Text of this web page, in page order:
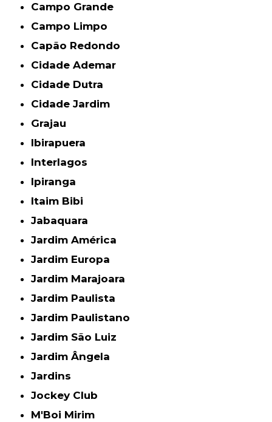
Campo Grande
Campo Limpo
Capão Redondo
Cidade Ademar
Cidade Dutra
Cidade Jardim
Grajau
Ibirapuera
Interlagos
Ipiranga
Itaim Bibi
Jabaquara
Jardim América
Jardim Europa
Jardim Marajoara
Jardim Paulista
Jardim Paulistano
Jardim São Luiz
Jardim Ângela
Jardins
Jockey Club
M'Boi Mirim